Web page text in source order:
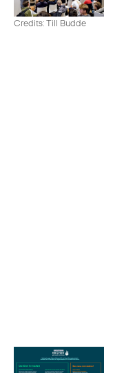
Credits: Till Budde